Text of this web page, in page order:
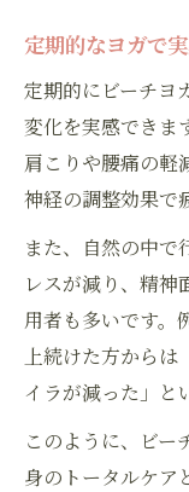
定期的なヨガで
定期的にビーチヨ
変化を実感できま
肩こりや腰痛の軽
神経の調整効果で
また、自然の中で
レスが減り、精神
用者も多いです。
上続けた方から
イラが減った」と
このように、ビー
身のトータルケア